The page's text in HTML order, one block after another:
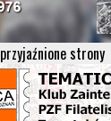
strony